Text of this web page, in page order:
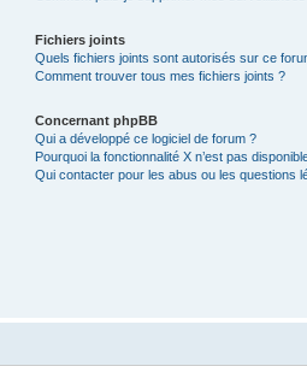
Fichiers joints
Quels fichiers joints sont autorisés sur ce
Comment trouver tous mes fichiers joints ?
Concernant phpBB
Qui a développé ce logiciel de forum ?
Pourquoi la fonctionnalité X n’est pas
Qui contacter pour les abus ou les questions